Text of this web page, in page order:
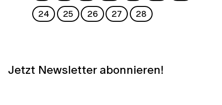
24
25 26 27 28
Jetzt Newsletter abonnieren!